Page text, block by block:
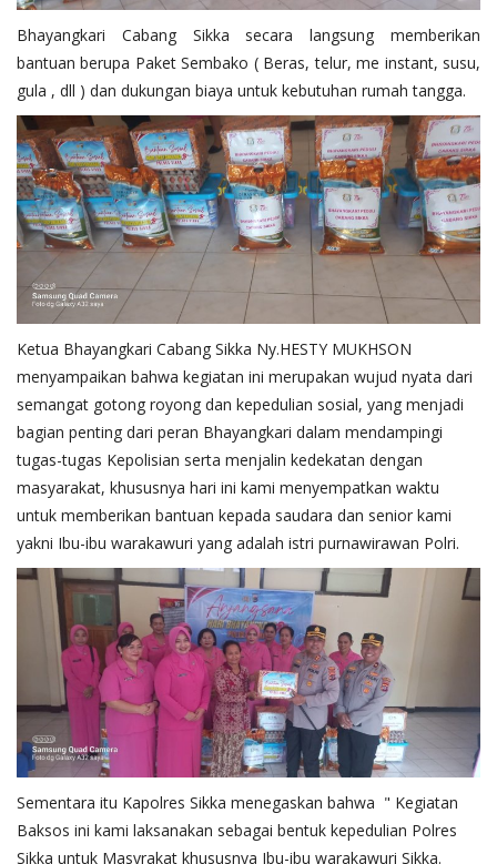
Bhayangkari Cabang Sikka secara langsung memberikan
bantuan berupa Paket Sembako ( Beras, telur, me instant, susu,
gula , dll ) dan dukungan biaya untuk kebutuhan rumah tangga.
Ketua Bhayangkari Cabang Sikka Ny.HESTY MUKHSON
menyampaikan bahwa kegiatan ini merupakan wujud nyata dari
semangat gotong royong dan kepedulian sosial, yang menjadi
bagian penting dari peran Bhayangkari dalam mendampingi
tugas-tugas Kepolisian serta menjalin kedekatan dengan
masyarakat, khususnya hari ini kami menyempatkan waktu
untuk memberikan bantuan kepada saudara dan senior kami
yakni Ibu-ibu warakawuri yang adalah istri purnawirawan Polri.
Sementara itu Kapolres Sikka menegaskan bahwa " Kegiatan
Baksos ini kami laksanakan sebagai bentuk kepedulian Polres
Sikka untuk Masyrakat khususnya Ibu-ibu warakawuri Sikka.